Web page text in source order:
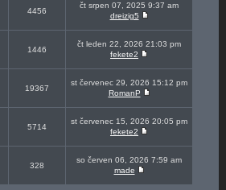
4456
čt srpen 07, 2025 9:37 am
dreizig5
1446
čt leden 22, 2026 21:03 pm
fekete2
19367
st červenec 29, 2026 15:12 pm
RomanP
5714
st červenec 15, 2026 20:05 pm
fekete2
328
so červen 06, 2026 7:59 am
made